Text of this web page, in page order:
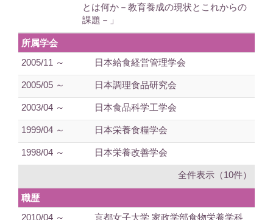
とは何か－教育養成の現状とこれからの
課題－」
所属学会
2005/11 ～
日本給食経営管理学会
2005/05 ～ 日本調理食品研究会
2003/04 ～ 日本食品科学工学会
1999/04 ～ 日本栄養食糧学会
1998/04 ～ 日本栄養改善学会
全件表示（10件）
職歴
2010/04 ～
京都女子大学 家政学部食物栄養学科